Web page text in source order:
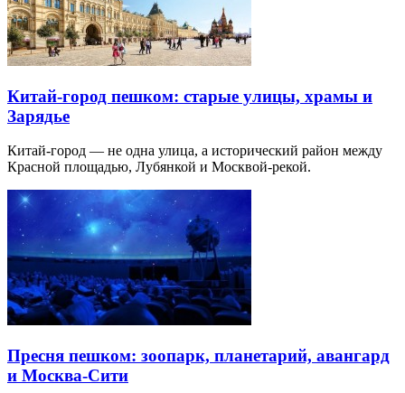
Китай-город пешком: старые улицы, храмы и
Зарядье
Китай-город — не одна улица, а исторический район между
Красной площадью, Лубянкой и Москвой-рекой.
Пресня пешком: зоопарк, планетарий, авангард
и Москва-Сити